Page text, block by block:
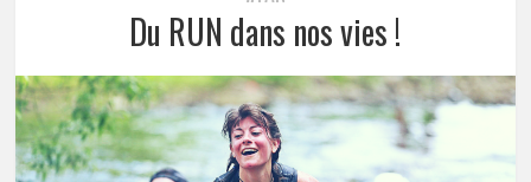
Du RUN dans nos vies !